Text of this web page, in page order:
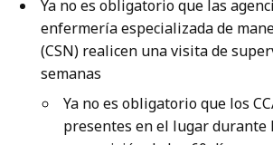
Ya no es obligatorio que las
enfermería especializada de
(CSN) realicen una visita de
semanas
Ya no es obligatorio que los
presentes en el lugar durante